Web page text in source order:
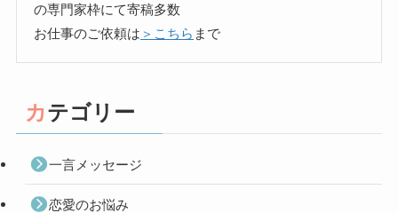
の専門家枠にて寄稿多数
お仕事のご依頼は ＞こちら まで
カテゴリー
一言メッセージ
恋愛のお悩み